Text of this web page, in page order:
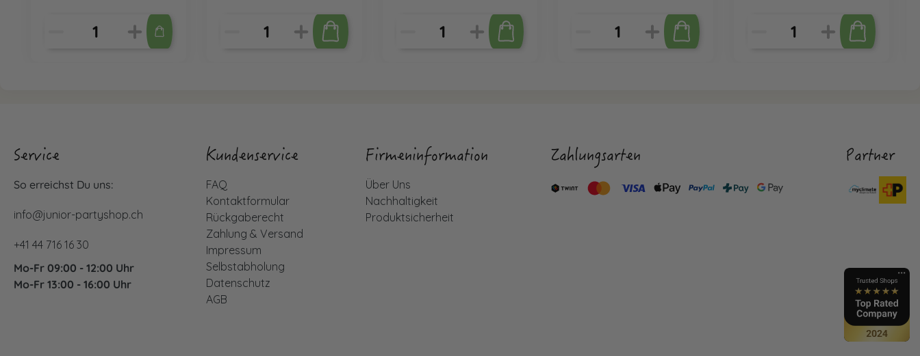
Service
So erreichst Du uns:
info@junior-partyshop.ch
+41 44 716 16 30
Mo-Fr 09:00 - 12:00 Uhr
Mo-Fr 13:00 - 16:00 Uhr
Kundenservice
FAQ
Kontaktformular
Rückgaberecht
Zahlung & Versand
Impressum
Selbstabholung
Datenschutz
AGB
Firmeninformation
Über Uns
Nachhaltigkeit
Produktsicherheit
Zahlungsarten Partner